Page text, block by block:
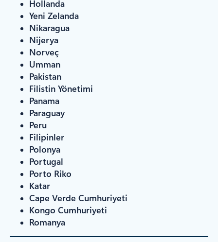
Hollanda
Yeni Zelanda
Nikaragua
Nijerya
Norveç
Umman
Pakistan
Filistin Yönetimi
Panama
Paraguay
Peru
Filipinler
Polonya
Portugal
Porto Riko
Katar
Cape Verde Cumhuriyeti
Kongo Cumhuriyeti
Romanya